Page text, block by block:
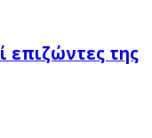
επιζώντες της